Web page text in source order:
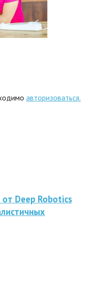
авторизоваться.
Deep Robotics